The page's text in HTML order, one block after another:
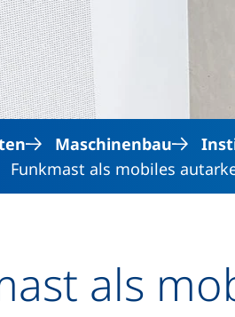
Maschinenbau
Funkmast als mobiles
als